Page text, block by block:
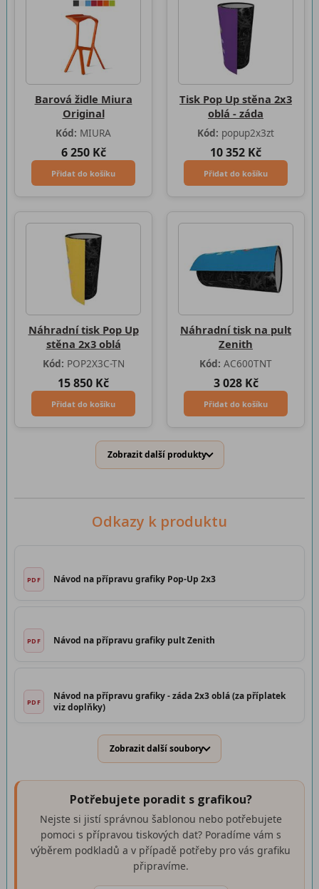
Barová židle Miura
Original
Kód: MIURA
6 250 Kč
Přidat do košíku
Tisk Pop Up stěna 2x3
oblá - záda
Kód: popup2x3zt
10 352 Kč
Přidat do košíku
Náhradní tisk Pop Up
stěna 2x3 oblá
Kód: POP2X3C-TN
15 850 Kč
Přidat do košíku
Náhradní tisk na pult
Zenith
Kód: AC600TNT
3 028 Kč
Přidat do košíku
Zobrazit další produkty
Odkazy k produktu
Návod na přípravu grafiky Pop-Up 2x3
Návod na přípravu grafiky pult Zenith
Návod na přípravu grafiky - záda 2x3 oblá (za příplatek
viz doplňky)
Zobrazit další soubory
Potřebujete poradit s grafikou?
Nejste si jistí správnou šablonou nebo potřebujete
pomoci s přípravou tiskových dat? Poradíme vám s
výběrem podkladů a v případě potřeby pro vás grafiku
připravíme.